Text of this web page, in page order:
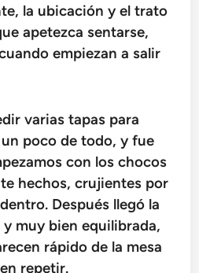
la ubicación y el trato
apetezca sentarse,
empiezan a salir
varias tapas para
poco de todo, y fue
con los chocos
hechos, crujientes por
Después llegó la
muy bien equilibrada,
rápido de la mesa
repetir.